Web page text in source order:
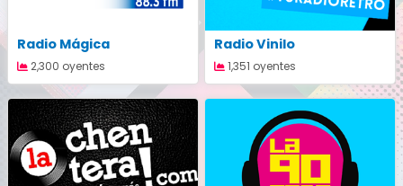
Radio Mágica
2,300 oyentes
Radio Vinilo
1,351 oyentes